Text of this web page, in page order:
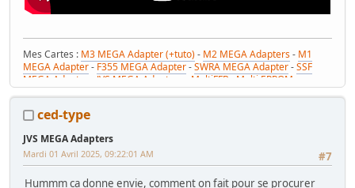
Mes Cartes : M3 MEGA Adapter (+tuto) - M2 MEGA Adapters- M1
MEGA Adapter- F355 MEGA Adapter-SWRA MEGA Adapter-SSF
MEGA Adapter
JVS MEGA Adapters
MultiFFB : Multi EPROM pour
Driveboard SEGA-M2toM3-Coin Tower Mini-VR Button Panel
RaceCab Multi sur Initial D
Mes WIP :Fast & Furious Super Bikes
Crisis 4 DX- Pole Position Upright
ced-type
JVS MEGA Adapters
#7
Mardi 01 Avril 2025, 09:22:01 AM
Hummm ca donne envie, comment on fait pour se procurer